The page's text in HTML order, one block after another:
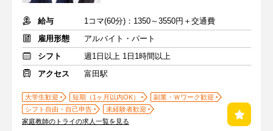
給与
1コマ(60分)：1350～3550円＋交通費
雇用形態
アルバイト・パート
シフト
週1日以上 1日1時間以上
アクセス
富田駅
大学生歓迎 短期（1ヶ月以内OK）
副業・Ｗワーク歓迎
シフト自由・自己申告
未経験者歓迎
家庭教師のトライの求人一覧を見る